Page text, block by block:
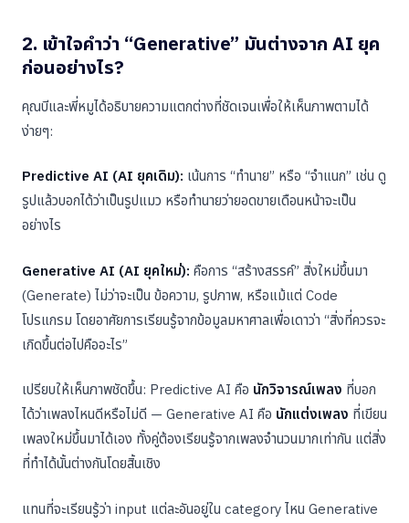
2. เข้าใจคำว่า “Generative” มันต่างจาก AI ยุค
ก่อนอย่างไร?
คุณบีและพี่หมูได้อธิบายความแตกต่างที่ชัดเจนเพื่อให้เห็นภาพตามได้
ง่ายๆ:
Predictive AI (AI ยุคเดิม): เน้นการ “ทำนาย” หรือ “จำแนก” เช่น ดู
รูปแล้วบอกได้ว่าเป็นรูปแมว หรือทำนายว่ายอดขายเดือนหน้าจะเป็น
อย่างไร
Generative AI (AI ยุคใหม่): คือการ “สร้างสรรค์” สิ่งใหม่ขึ้นมา
(Generate) ไม่ว่าจะเป็น ข้อความ, รูปภาพ, หรือแม้แต่ Code
โปรแกรม โดยอาศัยการเรียนรู้จากข้อมูลมหาศาลเพื่อเดาว่า “สิ่งที่ควรจะ
เกิดขึ้นต่อไปคืออะไร”
เปรียบให้เห็นภาพชัดขึ้น: Predictive AI คือ นักวิจารณ์เพลง ที่บอก
ได้ว่าเพลงไหนดีหรือไม่ดี — Generative AI คือ นักแต่งเพลง ที่เขียน
เพลงใหม่ขึ้นมาได้เอง ทั้งคู่ต้องเรียนรู้จากเพลงจำนวนมากเท่ากัน แต่สิ่ง
ที่ทำได้นั้นต่างกันโดยสิ้นเชิง
แทนที่จะเรียนรู้ว่า input แต่ละอันอยู่ใน category ไหน Generative